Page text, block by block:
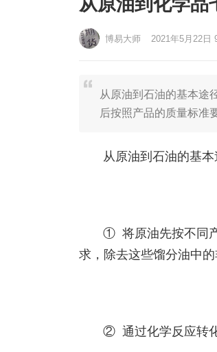
博易大师 2021年5月22日
从原油到石油的基本途
后按照产品的质量标
从原油到石油的基本
① 将原油先按不同
求，除去这些馏分油中的
② 通过化学反应转